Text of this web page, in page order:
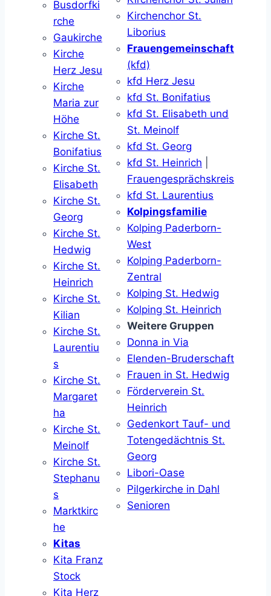
Busdorfki
rche
Gaukirche
Kirche
Herz Jesu
Kirche
Maria zur
Höhe
Kirche St.
Bonifatius
Kirche St.
Elisabeth
Kirche St.
Georg
Kirche St.
Hedwig
Kirche St.
Heinrich
Kirche St.
Kilian
Kirche St.
Laurentiu
s
Kirche St.
Margaret
ha
Kirche St.
Meinolf
Kirche St.
Stephanu
s
Marktkirc
he
Kitas
Kita Franz
Stock
Kita Herz
Kirchenchor St.
Liborius
Frauengemeinschaft
(kfd)
kfd Herz Jesu
kfd St. Bonifatius
kfd St. Elisabeth und
St. Meinolf
kfd St. Georg
kfd St. Heinrich
Frauengesprächskreis
kfd St. Laurentius
Kolpingsfamilie
Kolping Paderborn-
West
Kolping Paderborn-
Zentral
Kolping St. Hedwig
Kolping St. Heinrich
Weitere Gruppen
Donna in Via
Elenden-Bruderschaft
Frauen in St. Hedwig
Förderverein St.
Heinrich
Gedenkort Tauf- und
Totengedächtnis St.
Georg
Libori-Oase
Pilgerkirche in Dahl
Senioren